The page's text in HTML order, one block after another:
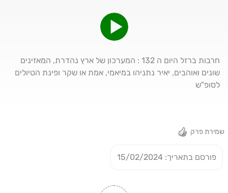
חרבות ברזל היום ה 132 : המערכון של ארץ נהדרת, המאזינים
שונים ואוהבים, יאיר נתניהו במיאמי, אמת או שקר ופינת הטיולים
לסופ"ש
שמירת פרק
פורסם בתאריך: 15/02/2024